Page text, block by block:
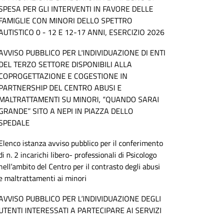
PER GLI INTERVENTI IN FAVORE DELLE
CON MINORI DELLO SPETTRO
0 - 12 E 12-17 ANNI, ESERCIZIO 2026
PUBBLICO PER L'INDIVIDUAZIONE DI ENTI
TERZO SETTORE DISPONIBILI ALLA
E COGESTIONE IN
DEL CENTRO ABUSI E
SU MINORI, “QUANDO SARAI
SITO A NEPI IN PIAZZA DELLO
istanza avviso pubblico per il conferimento
n. 2 incarichi libero- professionali di Psicologo
del Centro per il contrasto degli abusi
maltrattamenti ai minori
PUBBLICO PER L’INDIVIDUAZIONE DEGLI
INTERESSATI A PARTECIPARE AI SERVIZI